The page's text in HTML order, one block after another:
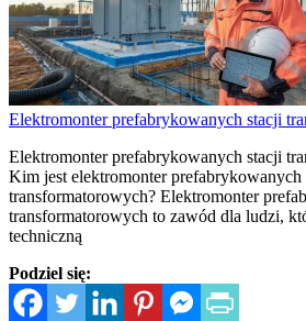
Elektromonter prefabrykowanych stacji
Elektromonter prefabrykowanych stacji
Kim jest elektromonter prefabrykowanych
transformatorowych? Elektromonter
transformatorowych to zawód dla ludzi,
techniczną
Podziel się: